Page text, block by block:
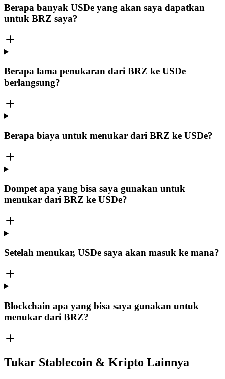
Berapa banyak USDe yang akan saya dapatkan
untuk BRZ saya?
Berapa lama penukaran dari BRZ ke USDe
berlangsung?
Berapa biaya untuk menukar dari BRZ ke USDe?
Dompet apa yang bisa saya gunakan untuk
menukar dari BRZ ke USDe?
Setelah menukar, USDe saya akan masuk ke mana?
Blockchain apa yang bisa saya gunakan untuk
menukar dari BRZ?
Tukar Stablecoin & Kripto Lainnya